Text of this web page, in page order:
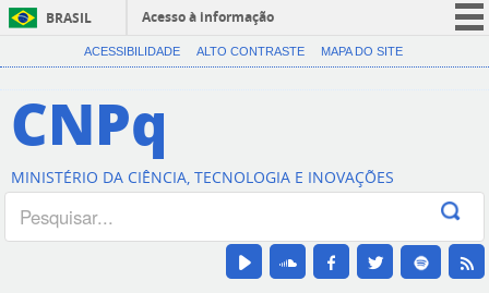
BRASIL
Acesso à informação
CORONAVÍRUS (COVID-19)
Canais
ACESSIBILIDADE ALTO CONTRASTE MAPA DO SITE
CNPq
MINISTÉRIO DA CIÊNCIA, TECNOLOGIA E INOVAÇÕES